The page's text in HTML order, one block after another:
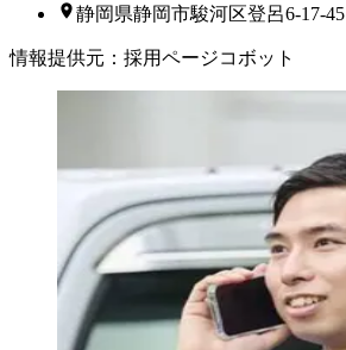
静岡県静岡市駿河区登呂6-17-45
情報提供元 ： 採用ページコボット